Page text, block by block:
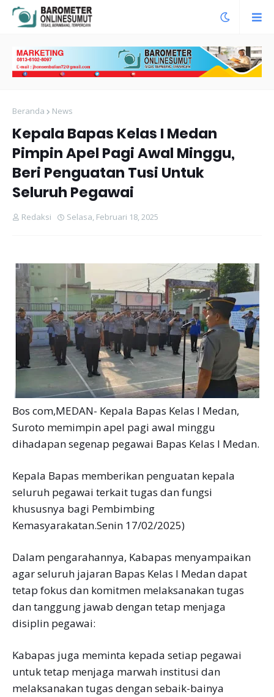
Beranda News
Kepala Bapas Kelas I Medan
Pimpin Apel Pagi Awal Minggu,
Beri Penguatan Tusi Untuk
Seluruh Pegawai
Redaksi Selasa, Februari 18, 2025
Bos com,MEDAN- Kepala Bapas Kelas I Medan,
Suroto memimpin apel pagi awal minggu
dihadapan segenap pegawai Bapas Kelas I Medan.
Kepala Bapas memberikan penguatan kepala
seluruh pegawai terkait tugas dan fungsi
khususnya bagi Pembimbing
Kemasyarakatan.Senin 17/02/2025)
Dalam pengarahannya, Kabapas menyampaikan
agar seluruh jajaran Bapas Kelas I Medan dapat
tetap fokus dan komitmen melaksanakan tugas
dan tanggung jawab dengan tetap menjaga
disiplin pegawai:
Kabapas juga meminta kepada setiap pegawai
untuk tetap menjaga marwah institusi dan
melaksanakan tugas dengan sebaik-bainya